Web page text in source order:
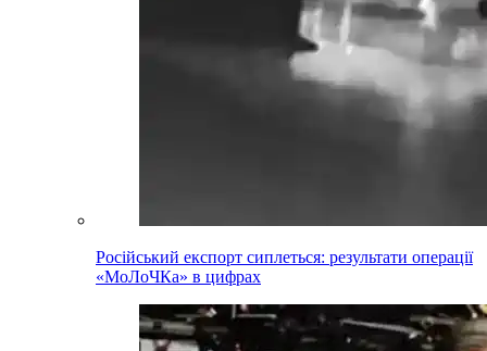
Російський експорт сиплеться: результати операції
«МоЛоЧКа» в цифрах